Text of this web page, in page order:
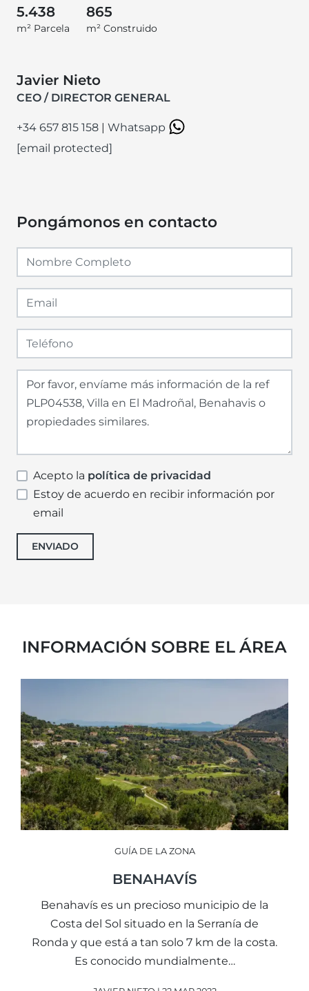
5.438
m² Parcela
865
m² Construido
Javier Nieto
CEO / DIRECTOR GENERAL
+34 657 815 158 | Whatsapp
[email protected]
Pongámonos en contacto
Acepto la política de privacidad
Estoy de acuerdo en recibir información por
email
ENVIADO
INFORMACIÓN SOBRE EL ÁREA
GUÍA DE LA ZONA
BENAHAVÍS
Benahavís es un precioso municipio de la
Costa del Sol situado en la Serranía de
Ronda y que está a tan solo 7 km de la costa.
Es conocido mundialmente…